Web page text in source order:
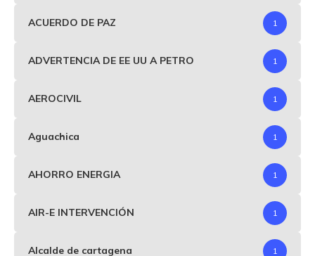
ACUERDO DE PAZ 1
ADVERTENCIA DE EE UU A PETRO 1
AEROCIVIL 1
Aguachica 1
AHORRO ENERGIA 1
AIR-E INTERVENCIÓN 1
Alcalde de cartagena 1